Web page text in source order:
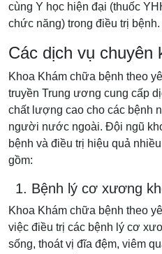
cùng Y học hiện đại (thuốc
chức năng) trong điều trị bệnh.
Các dịch vụ chuyên
Khoa Khám chữa bệnh theo
truyền Trung ương cung cấp
chất lượng cao cho các bệnh
người nước ngoài. Đội ngũ
bệnh và điều trị hiệu quả
gồm:
1. Bệnh lý cơ xương
Khoa Khám chữa bệnh theo
việc điều trị các bệnh lý cơ
sống, thoát vị đĩa đệm, viêm